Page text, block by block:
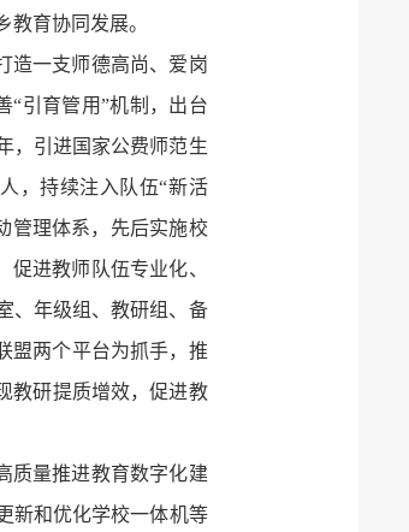
育协同发展。
造一支师德高尚、爱岗
“引育管用”机制，出台
，引进国家公费师范生
，持续注入队伍“新活
管理体系，先后实施校
进教师队伍专业化、
、年级组、教研组、备
盟两个平台为抓手，推
教研提质增效，促进教
质量推进教育数字化建
新和优化学校一体机等